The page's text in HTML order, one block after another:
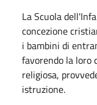
La Scuola
concezione
i bambini di
favorendo la loro
religiosa,
istruzione.